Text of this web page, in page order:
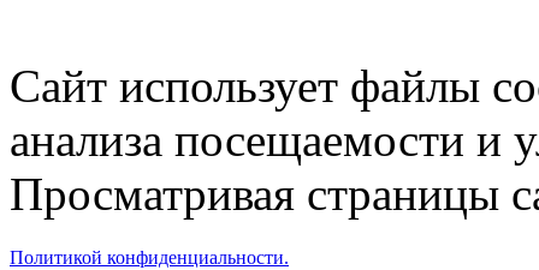
Сайт использует файлы
анализа посещаемости и
Просматривая страницы
Политикой конфиденциальности.